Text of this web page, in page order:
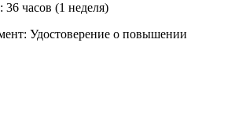
36 часов (1 неделя)
Удостоверение о повышении